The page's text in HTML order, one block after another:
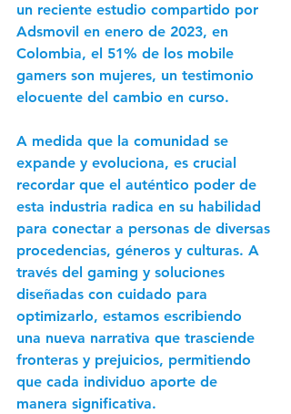
un reciente estudio compartido por
Adsmovil en enero de 2023, en
Colombia, el 51% de los mobile
gamers son mujeres, un testimonio
elocuente del cambio en curso.
A medida que la comunidad se
expande y evoluciona, es crucial
recordar que el auténtico poder de
esta industria radica en su habilidad
para conectar a personas de diversas
procedencias, géneros y culturas. A
través del gaming y soluciones
diseñadas con cuidado para
optimizarlo, estamos escribiendo
una nueva narrativa que trasciende
fronteras y prejuicios, permitiendo
que cada individuo aporte de
manera significativa.